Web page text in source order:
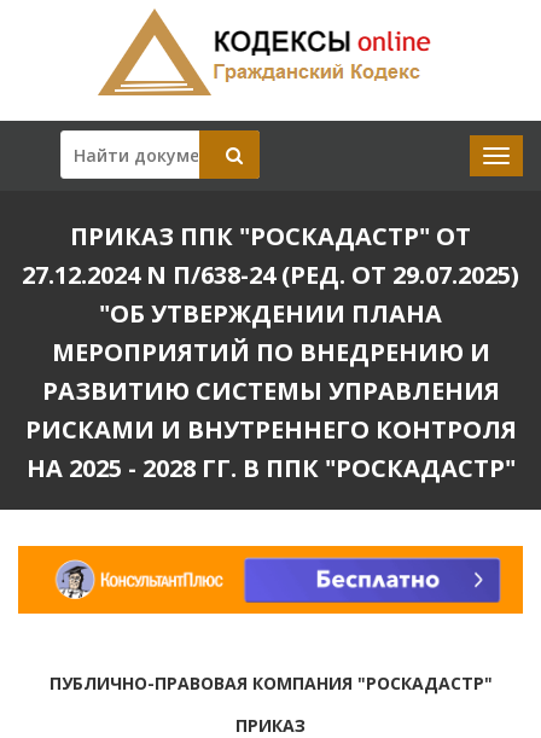
ПРИКАЗ ППК "РОСКАДАСТР" ОТ
27.12.2024 N П/638-24 (РЕД. ОТ 29.07.2025)
"ОБ УТВЕРЖДЕНИИ ПЛАНА
МЕРОПРИЯТИЙ ПО ВНЕДРЕНИЮ И
РАЗВИТИЮ СИСТЕМЫ УПРАВЛЕНИЯ
РИСКАМИ И ВНУТРЕННЕГО КОНТРОЛЯ
НА 2025 - 2028 ГГ. В ППК "РОСКАДАСТР"
ПУБЛИЧНО-ПРАВОВАЯ КОМПАНИЯ "РОСКАДАСТР"
ПРИКАЗ